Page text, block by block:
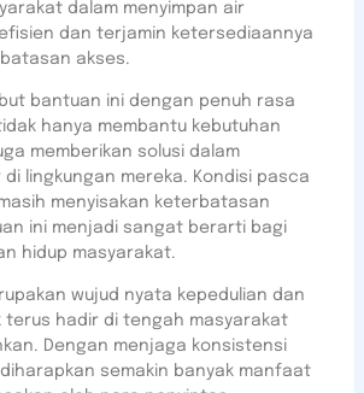
dalam menyimpan air
dan terjamin ketersediaannya
akses.
bantuan ini dengan penuh rasa
hanya membantu kebutuhan
memberikan solusi dalam
lingkungan mereka. Kondisi pasca
menyisakan keterbatasan
ini menjadi sangat berarti bagi
hidup masyarakat.
wujud nyata kepedulian dan
terus hadir di tengah masyarakat
Dengan menjaga konsistensi
semakin banyak manfaat